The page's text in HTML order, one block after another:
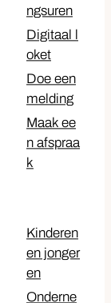
ngsuren
Digitaal l
oket
Doe een
melding
Maak ee
n afspraa
k
Kinderen
en jonger
en
Onderne